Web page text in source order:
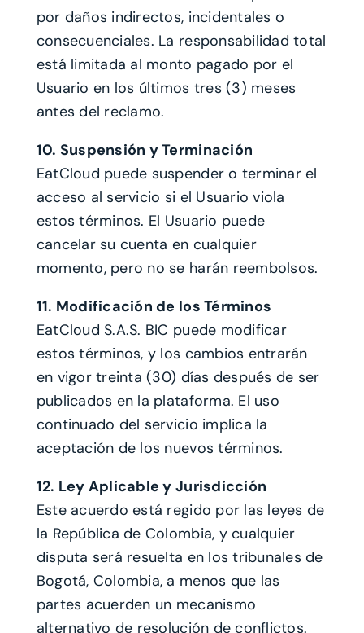
por daños indirectos, incidentales o
consecuenciales. La responsabilidad total
está limitada al monto pagado por el
Usuario en los últimos tres (3) meses
antes del reclamo.
10. Suspensión y Terminación
EatCloud puede suspender o terminar el
acceso al servicio si el Usuario viola
estos términos. El Usuario puede
cancelar su cuenta en cualquier
momento, pero no se harán reembolsos.
11. Modificación de los Términos
EatCloud S.A.S. BIC puede modificar
estos términos, y los cambios entrarán
en vigor treinta (30) días después de ser
publicados en la plataforma. El uso
continuado del servicio implica la
aceptación de los nuevos términos.
12. Ley Aplicable y Jurisdicción
Este acuerdo está regido por las leyes de
la República de Colombia, y cualquier
disputa será resuelta en los tribunales de
Bogotá, Colombia, a menos que las
partes acuerden un mecanismo
alternativo de resolución de conflictos.